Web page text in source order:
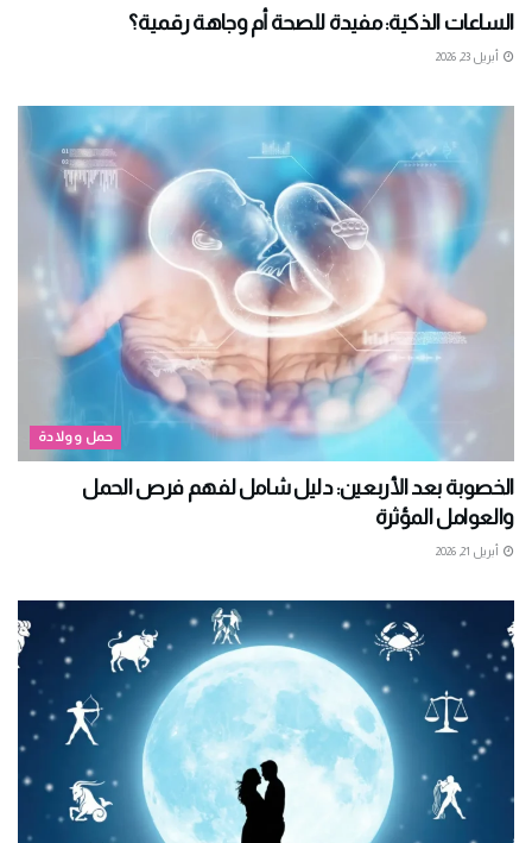
الساعات الذكية: مفيدة للصحة أم وجاهة رقمية؟
أبريل 23, 2026
حمل وولادة
الخصوبة بعد الأربعين: دليل شامل لفهم فرص الحمل
والعوامل المؤثرة
أبريل 21, 2026